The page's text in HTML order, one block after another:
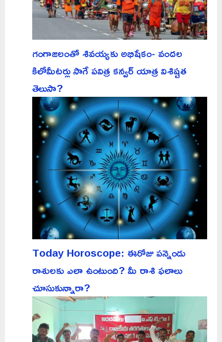
గంగాజలంతో శివయ్యకు అభిషేకం- వందల
కిలోమీటర్లు సాగే పవిత్ర కన్వర్ యాత్ర విశిష్టత
తెలుసా?
Today Horoscope: ఈరోజు పన్నెండు
రాశులకు ఎలా ఉంటుంది? మీ రాశి ఫలాలు
చూసుకున్నారా?